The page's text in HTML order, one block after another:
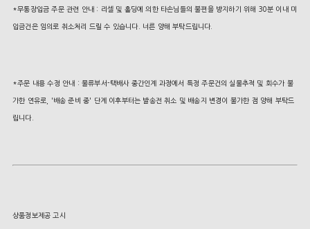
*무통장입금 주문 관련 안내 : 리셀 및 홀딩에 의한 타손님들의 불편을 방지하기 위해 30분 이내 미
입금건은 임의로 취소처리 드릴 수 있습니다. 너른 양해 부탁드립니다.
*주문 내용 수정 안내 : 물류부서-택배사 중간인계 과정에서 특정 주문건의 실물추적 및 회수가 불
가한 연유로, '배송 준비 중' 단계 이후부터는 발송전 취소 및 배송지 변경이 불가한 점 양해 부탁드
립니다.
상품정보제공 고시